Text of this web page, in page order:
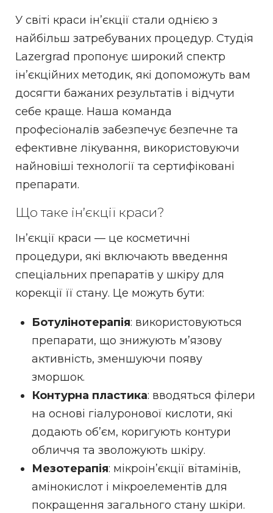
У світі краси ін’єкції стали однією з
найбільш затребуваних процедур. Студія
Lazergrad пропонує широкий спектр
ін’єкційних методик, які допоможуть вам
досягти бажаних результатів і відчути
себе краще. Наша команда
професіоналів забезпечує безпечне та
ефективне лікування, використовуючи
найновіші технології та сертифіковані
препарати.
Що таке ін’єкції краси?
Ін’єкції краси — це косметичні
процедури, які включають введення
спеціальних препаратів у шкіру для
корекції її стану. Це можуть бути:
Ботулінотерапія: використовуються
препарати, що знижують м’язову
активність, зменшуючи появу
зморшок.
Контурна пластика: вводяться філери
на основі гіалуронової кислоти, які
додають об’єм, коригують контури
обличчя та зволожують шкіру.
Мезотерапія: мікроін’єкції вітамінів,
амінокислот і мікроелементів для
покращення загального стану шкіри.